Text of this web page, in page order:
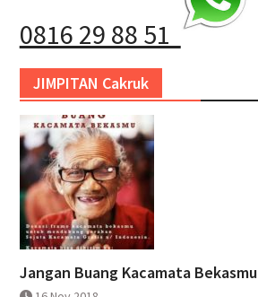
0816 29 88 51
JIMPITAN Cakruk
Jangan Buang Kacamata Bekasmu